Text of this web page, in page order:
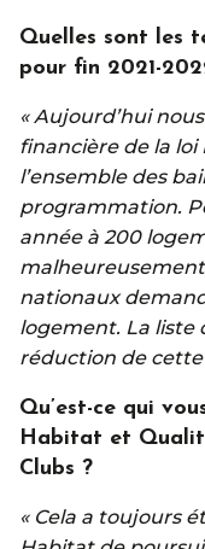
Quelles sont les
pour fin 2021-
« Aujourd’hui
financière de la loi
l’ensemble des
programmation.
année à 200
nationaux
logement. La liste
réduction de
Qu’est-ce qui
Habitat et
Clubs ?
« Cela a toujours